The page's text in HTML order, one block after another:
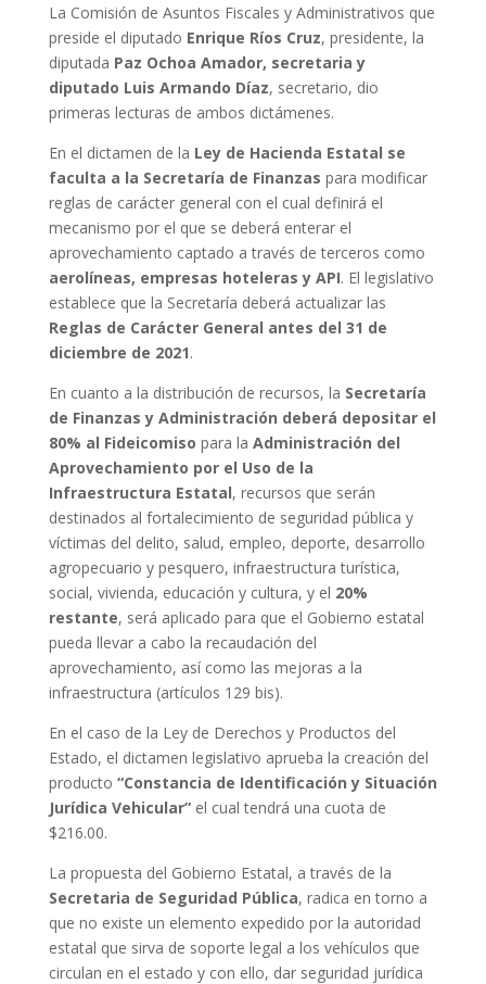
La Comisión de Asuntos Fiscales y Administrativos que
preside el diputado Enrique Ríos Cruz, presidente, la
diputada Paz Ochoa Amador, secretaria y
diputado Luis Armando Díaz, secretario, dio
primeras lecturas de ambos dictámenes.
En el dictamen de la Ley de Hacienda Estatal se
faculta a la Secretaría de Finanzas para modificar
reglas de carácter general con el cual definirá el
mecanismo por el que se deberá enterar el
aprovechamiento captado a través de terceros como
aerolíneas, empresas hoteleras y API. El legislativo
establece que la Secretaría deberá actualizar las
Reglas de Carácter General antes del 31 de
diciembre de 2021.
En cuanto a la distribución de recursos, la Secretaría
de Finanzas y Administración deberá depositar el
80% al Fideicomiso para la Administración del
Aprovechamiento por el Uso de la
Infraestructura Estatal, recursos que serán
destinados al fortalecimiento de seguridad pública y
víctimas del delito, salud, empleo, deporte, desarrollo
agropecuario y pesquero, infraestructura turística,
social, vivienda, educación y cultura, y el 20%
restante, será aplicado para que el Gobierno estatal
pueda llevar a cabo la recaudación del
aprovechamiento, así como las mejoras a la
infraestructura (artículos 129 bis).
En el caso de la Ley de Derechos y Productos del
Estado, el dictamen legislativo aprueba la creación del
producto “Constancia de Identificación y Situación
Jurídica Vehicular”el cual tendrá una cuota de
$216.00.
La propuesta del Gobierno Estatal, a través de la
Secretaria de Seguridad Pública, radica en torno a
que no existe un elemento expedido por la autoridad
estatal que sirva de soporte legal a los vehículos que
circulan en el estado y con ello, dar seguridad jurídica